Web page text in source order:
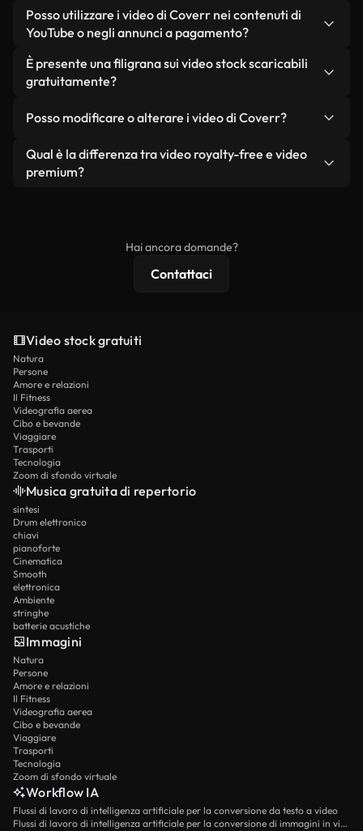
come LCP.
pochi secondi un video personalizzato in
conformità con i nostri standard di licenza.
Non è richiesto alcun riconoscimento dell'autore.
Tutti i video presenti nella nostra libreria sono
senza citare il creatore, sebbene sia sempre
gradito.
Posso utilizzare i video di Coverr nei contenuti di
YouTube o negli annunci a pagamento?
Sì. Tutti i filmati di Coverr possono essere utilizzati
in video monetizzati su YouTube, promozioni sui
condizione che non si rivendano o ridistribuiscano
È presente una filigrana sui video stock scaricabili
gratuitamente?
reali o generati dall'intelligenza artificiale, include
filigrane. Avrai a disposizione filmati puliti e pronti
all'uso.
Posso modificare o alterare i video di Coverr?
Sì. Siete liberi di tagliare, ritagliare o remixare i
nostri video. Assicuratevi solo che il prodotto
Qual è la differenza tra video royalty-free e video
premium?
Hai ancora domande?
Contattaci
Video stock gratuiti
Natura
Persone
Amore e relazioni
Il Fitness
Videografia aerea
Cibo e bevande
Viaggiare
Trasporti
Tecnologia
Zoom di sfondo virtuale
Musica gratuita di repertorio
sintesi
Drum elettronico
chiavi
pianoforte
Cinematica
Smooth
elettronica
Ambiente
stringhe
batterie acustiche
Immagini
Natura
Persone
Amore e relazioni
Il Fitness
Videografia aerea
Cibo e bevande
Viaggiare
Trasporti
Tecnologia
Zoom di sfondo virtuale
Workflow IA
Flussi di lavoro di intelligenza artificiale per la conversione da testo a video
Flussi di lavoro di intelligenza artificiale per la conversione di immagini in video